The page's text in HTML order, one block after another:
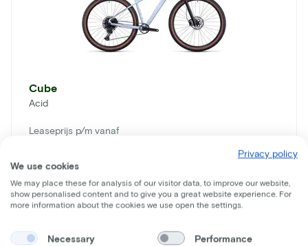
Cube
Acid
Leaseprijs p/m vanaf
Prijs
€1.099
Bespaar€873
Privacy policy
We use cookies
We may place these for analysis of our visitor data, to improve our website,
show personalised content and to give you a great website experience. For
more information about the cookies we use open the settings.
Necessary Performance